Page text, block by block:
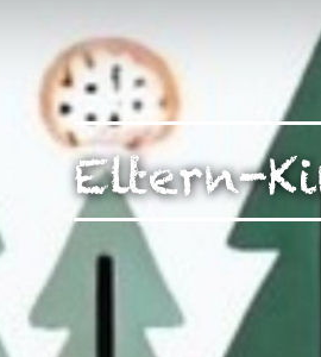
verwenden Cookies, um Inhalte und
zu können und die Zugriffe auf
Arbeit unterstützen!
auf Verarbeitung Ihrer auf
YouTube:Indem Sie auf "Gerne
und auf „Auswahl manuell
ein, dass Ihre Daten in den
als ein Land mit einem
Es besteht insbesondere
zu Überwachungszwecken,
können. Wenn Sie auf
Statistiken oder Marketing
nicht statt. Weitere
informieren wir Sie darüber
Eltern-